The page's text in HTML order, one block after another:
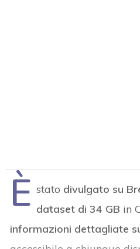
È stato divulgato su
dataset di 34 GB in
informazioni dettagliate